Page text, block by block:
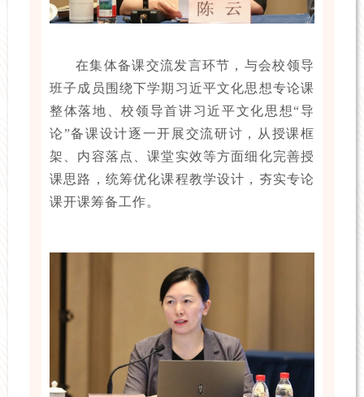
在集体备课交流发言环节，与会校领导
班子成员围绕下学期习近平文化思想专论课
整体落地、校领导首讲习近平文化思想“导
论”备课设计逐一开展交流研讨，从授课框
架、内容落点、课堂实效等方面细化完善授
课思路，统筹优化课程教学设计，夯实专论
课开课筹备工作。